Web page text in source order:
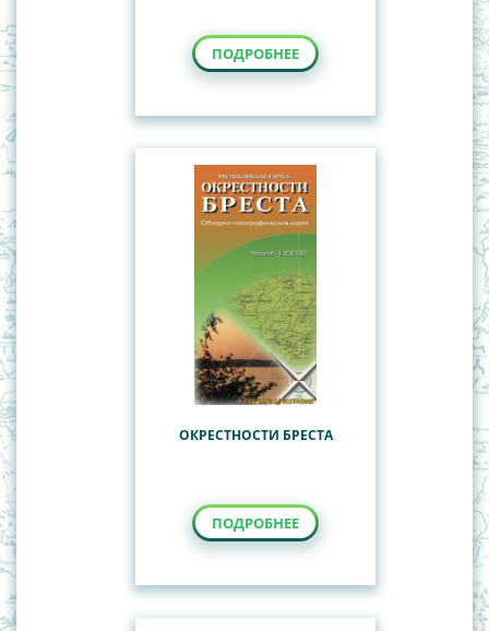
ПОДРОБНЕЕ
ОКРЕСТНОСТИ БРЕСТА
ПОДРОБНЕЕ